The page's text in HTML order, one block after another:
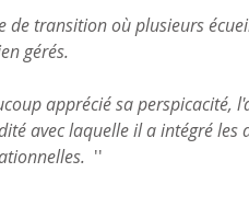
transition où plusieurs
gérés.
apprécié sa perspicacité,
avec laquelle il a intégré
''